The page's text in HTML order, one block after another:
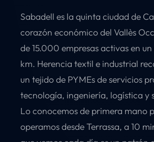
Sabadell es la quinta ciudad de
corazón económico del Vallès
de 15.000 empresas activas en
km. Herencia textil e industrial
un tejido de PYMEs de servicios
tecnología, ingeniería, logística y
Lo conocemos de primera mano
operamos desde Terrassa, a 10